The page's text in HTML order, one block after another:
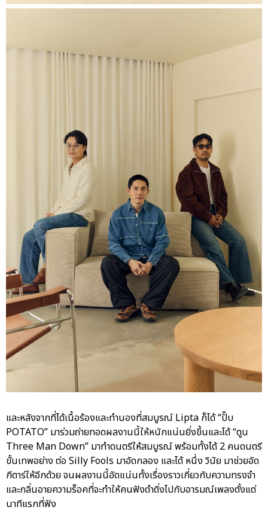
และหลังจากที่ได้เนื้อร้องและทำนองที่สมบูรณ์ Lipta ก็ได้ “ปั๊บ
POTATO” มาร่วมถ่ายทอดผลงานนี้ให้หนักแน่นยิ่งขึ้นและได้ “ตูน
Three Man Down” มาทำดนตรีให้สมบูรณ์ พร้อมทั้งได้ 2 คนดนตรี
ขั้นเทพอย่าง ต่อ Silly Fools มาอัดกลอง และได้ หนึ่ง วินัย มาช่วยอัด
กีตาร์ให้อีกด้วย จนผลงานนี้อัดแน่นทั้งเรื่องราวเกี่ยวกับความทรงจำ
และกลิ่นอายความร็อคที่จะทำให้คนฟังดำดิ่งไปกับอารมณ์เพลงตั้งแต่
นาทีแรกที่ฟัง